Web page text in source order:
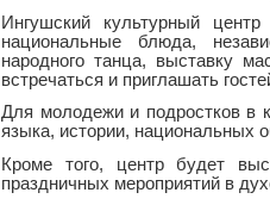
Ингушский культурный
национальные блюда,
народного танца, выставку
встречаться и приглашать
Для молодежи и подростков в
языка, истории, национальных
Кроме того, центр будет
праздничных мероприятий в